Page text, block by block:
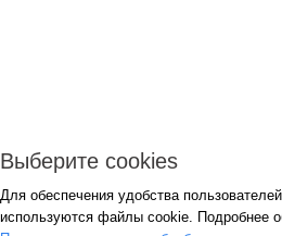
Авторизация
Выберите cookies
Для обеспечения удобства
используются файлы cookie. Подробнее